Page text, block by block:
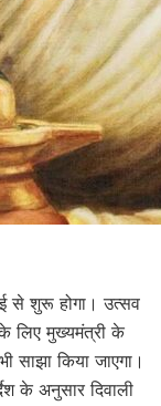
से शुरू होगा। उत्सव
लिए मुख्यमंत्री के
किया जाएगा।
के अनुसार दिवाली